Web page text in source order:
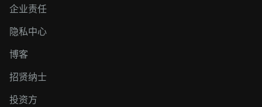
企业责任
隐私中心
博客
招贤纳士
投资方